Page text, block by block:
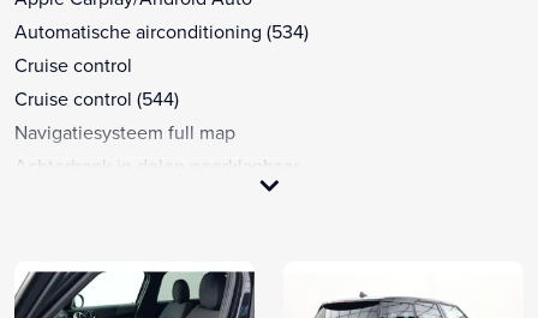
Automatische airconditioning (534)
Cruise control
Cruise control (544)
Navigatiesysteem full map
Achterbank in delen neerklapbaar
Airbag(s) side voor
Airbag bestuurder